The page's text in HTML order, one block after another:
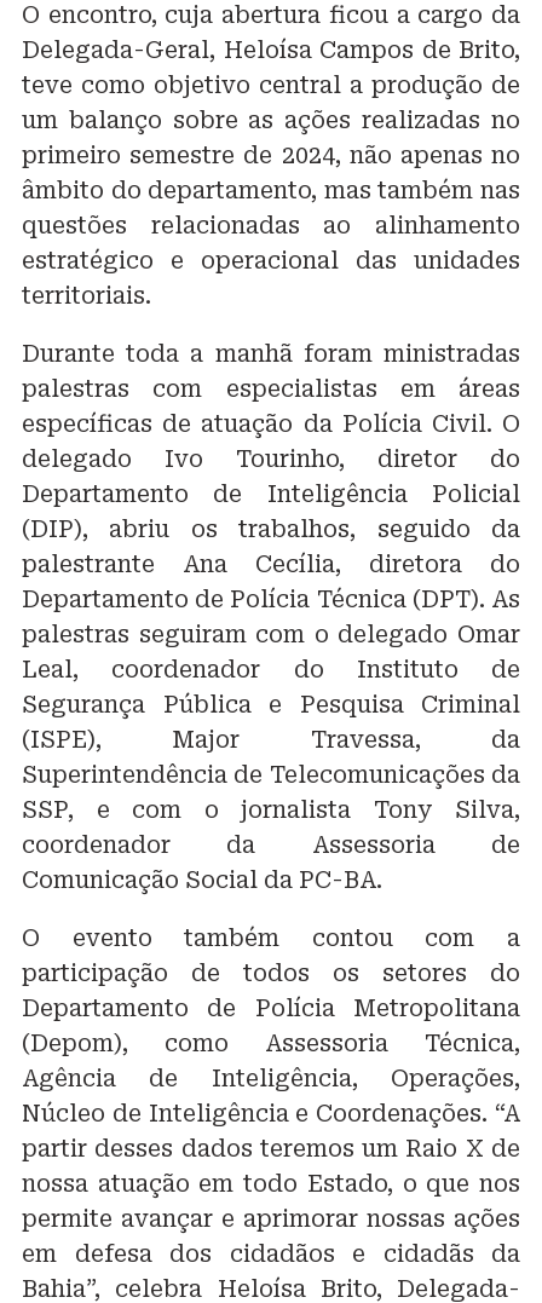
O encontro, cuja abertura ficou a cargo da
Delegada-Geral, Heloísa Campos de Brito,
teve como objetivo central a produção de
um balanço sobre as ações realizadas no
primeiro semestre de 2024, não apenas no
âmbito do departamento, mas também nas
questões relacionadas ao alinhamento
estratégico e operacional das unidades
territoriais.
Durante toda a manhã foram ministradas
palestras com especialistas em áreas
específicas de atuação da Polícia Civil. O
delegado Ivo Tourinho, diretor do
Departamento de Inteligência Policial
(DIP), abriu os trabalhos, seguido da
palestrante Ana Cecília, diretora do
Departamento de Polícia Técnica (DPT). As
palestras seguiram com o delegado Omar
Leal, coordenador do Instituto de
Segurança Pública e Pesquisa Criminal
(ISPE), Major Travessa, da
Superintendência de Telecomunicações da
SSP, e com o jornalista Tony Silva,
coordenador da Assessoria de
Comunicação Social da PC-BA.
O evento também contou com a
participação de todos os setores do
Departamento de Polícia Metropolitana
(Depom), como Assessoria Técnica,
Agência de Inteligência, Operações,
Núcleo de Inteligência e Coordenações. “A
partir desses dados teremos um Raio X de
nossa atuação em todo Estado, o que nos
permite avançar e aprimorar nossas ações
em defesa dos cidadãos e cidadãs da
Bahia”, celebra Heloísa Brito, Delegada-